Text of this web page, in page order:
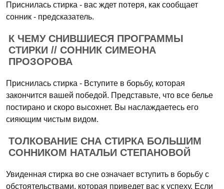
Приснилась стирка - вас ждет потеря, как сообщает
сонник - предсказатель.
К ЧЕМУ СНИВШИЕСЯ ПРОГРАММЫ
СТИРКИ // СОННИК СИМЕОНА
ПРОЗОРОВА
Приснилась стирка - Вступите в борьбу, которая
закончится вашей победой. Представьте, что все белье
постирано и скоро высохнет. Вы наслаждаетесь его
сияющим чистым видом.
ТОЛКОВАНИЕ СНА СТИРКА БОЛЬШИМ
СОННИКОМ НАТАЛЬИ СТЕПАНОВОЙ
Увиденная стирка во сне означает вступить в борьбу с
обстоятельствами, которая приведет вас к успеху. Если